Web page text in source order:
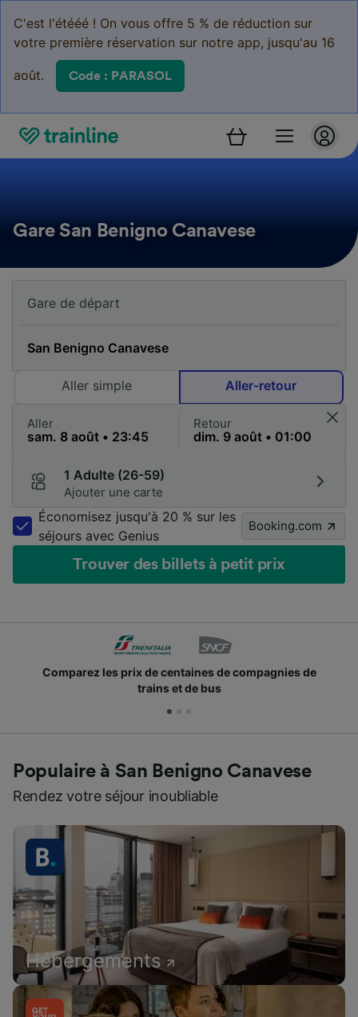
C'est l'étééé ! On vous offre 5 % de réduction sur
votre première réservation sur notre app, jusqu'au 16
août. Code : PARASOL
Gare San Benigno Canavese
Aller simple Aller-retour
Aller Retour
1 Adulte (26-59)
Ajouter une carte
Économisez jusqu'à 20 % sur les
séjours avec Genius
Booking.com
Trouver des billets à petit prix
Comparez les prix de centaines de compagnies de
trains et de bus
Populaire à San Benigno Canavese
Rendez votre séjour inoubliable
Hébergements